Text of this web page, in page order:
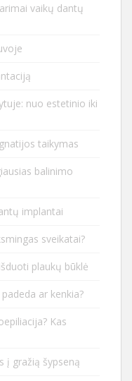
vaikų dantų
nuo estetinio iki
taikymas
balinimo
implantai
sveikatai?
plaukų būklė
ar kenkia?
Kas
į gražią šypseną